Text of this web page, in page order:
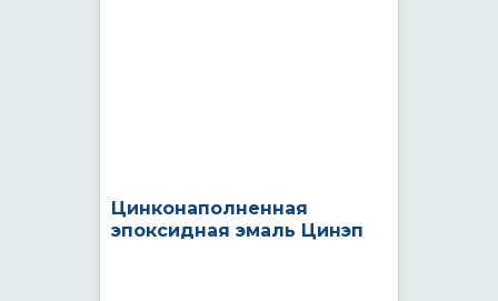
Цинконаполненная
эпоксидная эмаль Цинэп